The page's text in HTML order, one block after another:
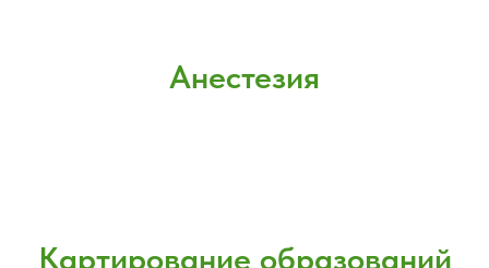
Анестезия
Картирование образований